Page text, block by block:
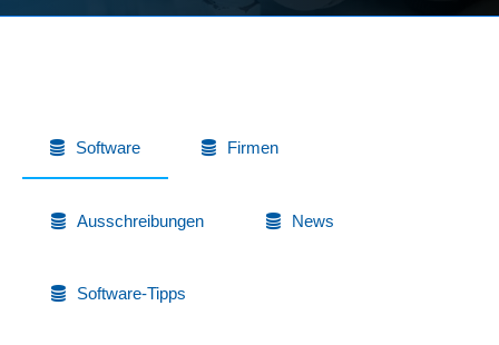
Software Firmen
Ausschreibungen News
Software-Tipps